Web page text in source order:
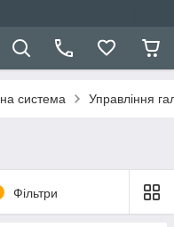
система Управління
Фільтри